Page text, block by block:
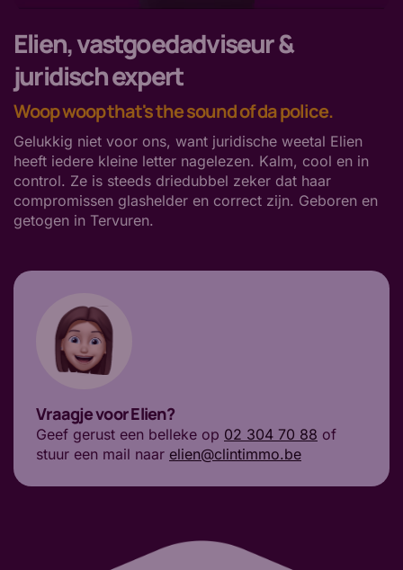
Elien, vastgoedadviseur &
juridisch expert
Woop woop that's the sound of da police.
Gelukkig niet voor ons, want juridische weetal Elien
heeft iedere kleine letter nagelezen. Kalm, cool en in
control. Ze is steeds driedubbel zeker dat haar
compromissen glashelder en correct zijn. Geboren en
getogen in Tervuren.
Vraagje voor Elien?
Geef gerust een belleke op 02 304 70 88 of
stuur een mail naar elien@clintimmo.be